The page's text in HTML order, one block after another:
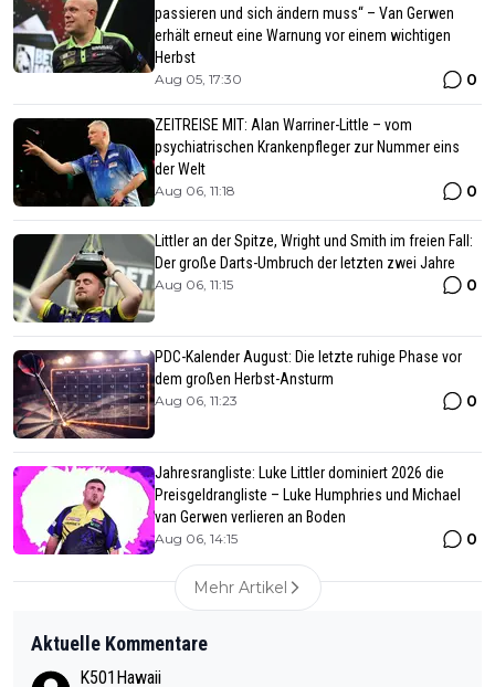
passieren und sich ändern muss“ – Van Gerwen
erhält erneut eine Warnung vor einem wichtigen
Herbst
Aug 05, 17:30 0
ZEITREISE MIT: Alan Warriner-Little – vom
psychiatrischen Krankenpfleger zur Nummer eins
der Welt
Aug 06, 11:18 0
Littler an der Spitze, Wright und Smith im freien Fall:
Der große Darts-Umbruch der letzten zwei Jahre
Aug 06, 11:15 0
PDC-Kalender August: Die letzte ruhige Phase vor
dem großen Herbst-Ansturm
Aug 06, 11:23 0
Jahresrangliste: Luke Littler dominiert 2026 die
Preisgeldrangliste – Luke Humphries und Michael
van Gerwen verlieren an Boden
Aug 06, 14:15 0
Mehr Artikel
Aktuelle Kommentare
K501Hawaii